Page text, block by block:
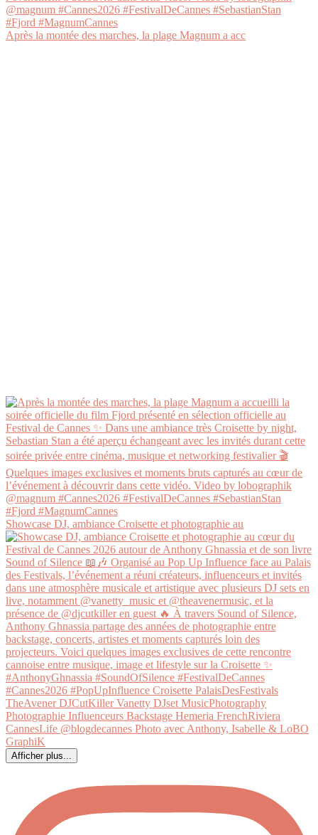
Après la montée des marches, la plage Magnum a acc
Showcase DJ, ambiance Croisette et photographie au
Afficher plus...